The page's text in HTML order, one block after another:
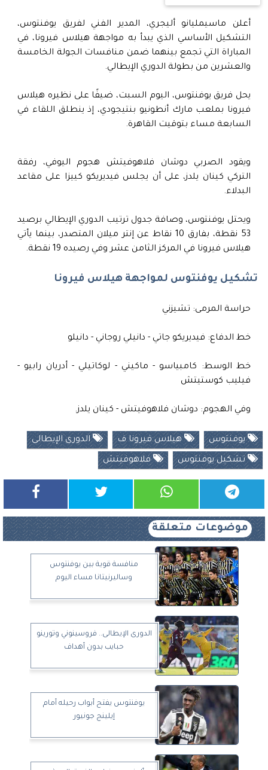
أعلن ماسيمليانو أليجري، المدير الفني لفريق يوفنتوس،
التشكيل الأساسي الذي يبدأ به مواجهة هيلاس فيرونا، في
المباراة التي تجمع بينهما ضمن منافسات الجولة الخامسة
والعشرين من بطولة الدوري الإيطالي.
يحل فريق يوفنتوس، اليوم السبت، ضيفًا على نظيره هيلاس
فيرونا بملعب مارك أنطونيو بنتيجودي، إذ ينطلق اللقاء في
السابعة مساء بتوقيت القاهرة.
ويقود الصربي دوشان فلاهوفيتش هجوم اليوفي، رفقة
التركي كينان يلدز، على أن يجلس فيديريكو كييزا على مقاعد
البدلاء.
ويحتل يوفنتوس، وصافة جدول ترتيب الدوري الإيطالي برصيد
53 نقطة، بفارق 10 نقاط عن إنتر ميلان المتصدر، بينما يأتي
هيلاس فيرونا في المركز الثامن عشر وفي رصيده 19 نقطة.
تشكيل يوفنتوس لمواجهة هيلاس فيرونا
حراسة المرمى: تشيزني
خط الدفاع: فيديريكو جاتي - دانيلي روجاني - دانيلو
خط الوسط: كامبياسو - ماكيني - لوكاتيلي - أدريان رابيو -
فيليب كوستيتش
وفي الهجوم: دوشان فلاهوفيتش - كينان يلدز.
يوفنتوس هيلاس فيرونا ف الدورى الإيطالى
تشكيل يوفنتوس فلاهوفيتش
موضوعات متعلقة
منافسة قوية بين يوفنتوس
وساليرنيتانا مساء اليوم
الدورى الإيطالى.. فروسينوني وتورينو
حبايب بدون أهداف
يوفنتوس يفتح أبواب رحيله أمام
إيلينج جونيور